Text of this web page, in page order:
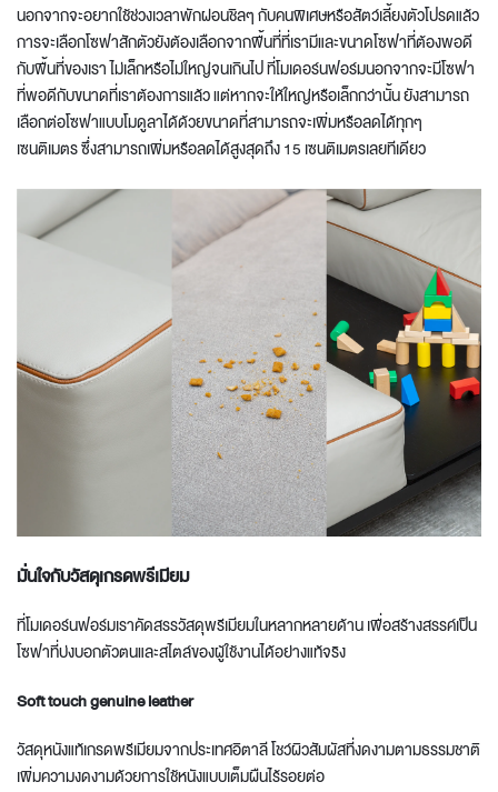
นอกจากจะอยากใช้ช่วงเวลาพักผ่อนชิลๆ กับคนพิเศษหรือสัตว์เลี้ยงตัวโปรดแล้ว
การจะเลือกโซฟาสักตัวยังต้องเลือกจากพื้นที่ที่เรามีและขนาดโซฟาที่ต้องพอดี
กับพื้นที่ของเรา ไม่เล็กหรือไม่ใหญ่จนเกินไป ที่โมเดอร์นฟอร์มนอกจากจะมีโซฟา
ที่พอดีกับขนาดที่เราต้องการแล้ว แต่หากจะให้ใหญ่หรือเล็กกว่านั้น ยังสามารถ
เลือกต่อโซฟาแบบโมดูลาได้ด้วยขนาดที่สามารถจะเพิ่มหรือลดได้ทุกๆ
เซนติเมตร ซึ่งสามารถเพิ่มหรือลดได้สูงสุดถึง 15 เซนติเมตรเลยทีเดียว
มั่นใจกับวัสดุเกรดพรีเมียม
ที่โมเดอร์นฟอร์มเราคัดสรรวัสดุพรีเมียมในหลากหลายด้าน เพื่อสร้างสรรค์เป็น
โซฟาที่บ่งบอกตัวตนและสไตล์ของผู้ใช้งานได้อย่างแท้จริง
Softtouchgenuineleather
วัสดุหนังแท้เกรดพรีเมียมจากประเทศอิตาลี โชว์ผิวสัมผัสที่งดงามตามธรรมชาติ
เพิ่มความงดงามด้วยการใช้หนังแบบเต็มผืนไร้รอยต่อ